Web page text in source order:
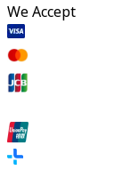
We Accept